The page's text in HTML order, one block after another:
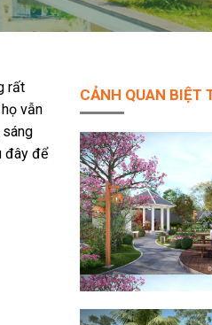
rất
vẫn
đây để
CẢNH QUAN BIỆT